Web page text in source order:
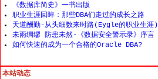
《数据库简史》一书出版
职业生涯回眸：那些DBA们走过的成长之路
天道酬勤-从头细数来时路(Eygle的职业生涯)
未雨绸缪 防患未然-《数据安全警示录》序言
如何快速的成为一个合格的Oracle DBA?
本站动态